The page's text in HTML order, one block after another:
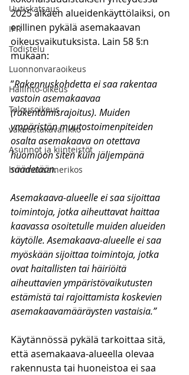
Uutiskatsaus
IPR
Todistelu
Luonnonvaraoikeus
Hallinto-oikeus
Talousoikeus
vakuustakavarikko
Asunnot ja kiinteistöt
huumausainerikos
2025 alkaen alueidenkäyttölaiksi, on
erillinen pykälä asemakaavan
oikeusvaikutuksista. Lain 58 §:n
mukaan:
”Rakennuskohdetta ei saa rakentaa
vastoin asemakaavaa
(rakentamisrajoitus). Muiden
ympäristön muutostoimenpiteiden
osalta asemakaava on otettava
huomioon siten kuin jäljempänä
säädetään.
Asemakaava-alueelle ei saa sijoittaa
toimintoja, jotka aiheuttavat haittaa
kaavassa osoitetulle muiden alueiden
käytölle. Asemakaava-alueelle ei saa
myöskään sijoittaa toimintoja, jotka
ovat haitallisten tai häiriöitä
aiheuttavien ympäristövaikutusten
estämistä tai rajoittamista koskevien
asemakaavamääräysten vastaisia.”
Käytännössä pykälä tarkoittaa sitä,
että asemakaava-alueella olevaa
rakennusta tai huoneistoa ei saa